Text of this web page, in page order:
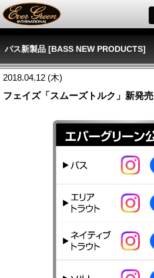
バス新製品 [BASS NEW PRODUCTS]
2018.04.12 (木)
フェイズ「スムーズトルク」新発売